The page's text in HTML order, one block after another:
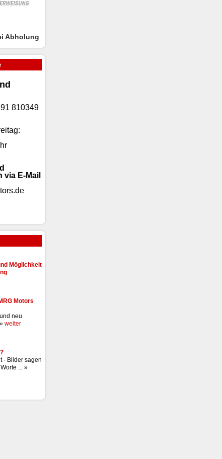
Abholung
810349
via E-Mail
Möglichkeit
Motors
neu
weiter
- Bilder sagen
... »